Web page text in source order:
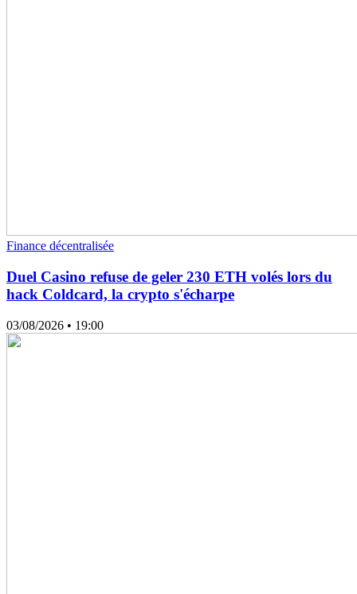
Finance décentralisée
Duel Casino refuse de geler 230 ETH volés lors du
hack Coldcard, la crypto s'écharpe
03/08/2026 • 19:00